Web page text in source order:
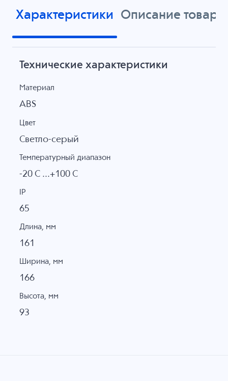
Характеристики Описание товара
Технические характеристики
Материал
ABS
Цвет
Светло-серый
Температурный диапазон
-20 C ...+100 C
IP
65
Длина, мм
161
Ширина, мм
166
Высота, мм
93